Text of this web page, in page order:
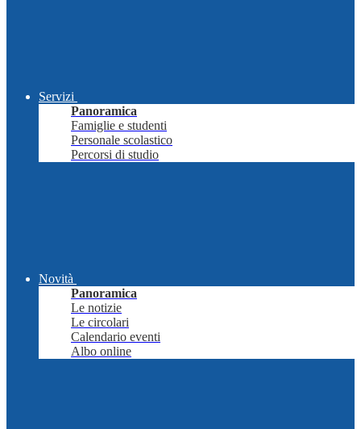
Servizi
Panoramica
Famiglie e studenti
Personale scolastico
Percorsi di studio
Novità
Panoramica
Le notizie
Le circolari
Calendario eventi
Albo online